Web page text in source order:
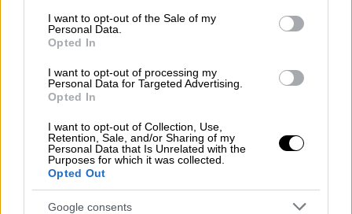
consent section.
I want to opt-out of the Sale of my
Personal Data.
Opted In
I want to opt-out of processing my
Personal Data for Targeted Advertising.
Opted In
I want to opt-out of Collection, Use,
Retention, Sale, and/or Sharing of my
Personal Data that Is Unrelated with the
Purposes for which it was collected.
Opted Out
Google consents
αλλά δεν είναι ηθικό. Στην πολιτική πρέπει
να επιβεβαιώνουμε τις αρχές και τις αξίες
– ασκήσαμε πάρα πολύ έντονη κριτική για
τον κ. Πάτση, ο οποίος ήταν μέλος της
κοινοβουλευτικής ομάδας της ΝΔ, αλλά και
για τον κ. Καππάτο - ο κ. Πάτσης διεγράφη, ο
κ. Καππάτος παραμένει και είναι υποψήφιος
στην Κεφαλονιά – για τον ίδιο ακριβώς
λόγο.